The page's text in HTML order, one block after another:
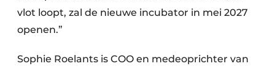
vlot loopt, zal de nieuwe incubator in mei 2027
openen.”
Sophie Roelants is COO en medeoprichter van